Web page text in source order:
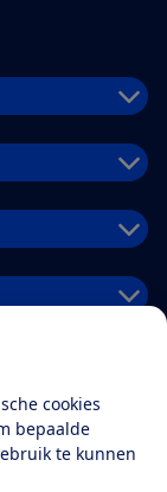
cookies
bepaalde
te kunnen